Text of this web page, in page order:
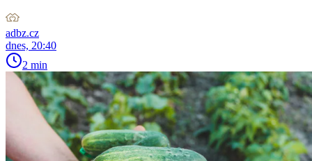
adbz.cz
dnes, 20:40
2 min